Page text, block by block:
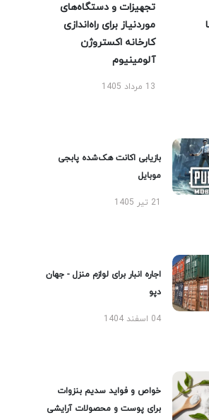
تجهیزات و دستگاه‌های
موردنیاز برای راه‌اندازی
کارخانه اکستروژن
آلومینیوم
13 مرداد 1405
بازیابی اکانت هک‌شده پابجی
موبایل
21 تیر 1405
اجاره انبار برای لوازم منزل - جهان
دپو
04 اسفند 1404
خواص و فواید سدیم بنزوات
برای پوست و محصولات آرایشی